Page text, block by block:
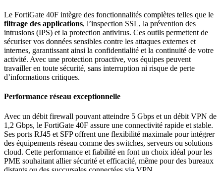
Le FortiGate 40F intègre des fonctionnalités complètes telles que le
filtrage des applications, l’inspection SSL, la prévention des
intrusions (IPS) et la protection antivirus. Ces outils permettent de
sécuriser vos données sensibles contre les attaques externes et
internes, garantissant ainsi la confidentialité et la continuité de votre
activité. Avec une protection proactive, vos équipes peuvent
travailler en toute sécurité, sans interruption ni risque de perte
d’informations critiques.
Performance réseau exceptionnelle
Avec un débit firewall pouvant atteindre 5 Gbps et un débit VPN de
1,2 Gbps, le FortiGate 40F assure une connectivité rapide et stable.
Ses ports RJ45 et SFP offrent une flexibilité maximale pour intégrer
des équipements réseau comme des switches, serveurs ou solutions
cloud. Cette performance et fiabilité en font un choix idéal pour les
PME souhaitant allier sécurité et efficacité, même pour des bureaux